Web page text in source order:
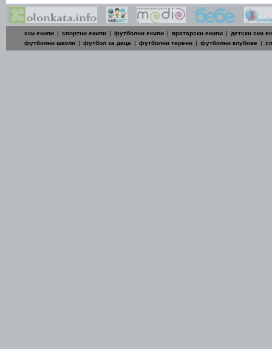
ски екипи | спортни екипи | футболни екипи | вратарски екипи |
детски ски
футболни школи | футбол за деца | футболни терени | футболни клубове |